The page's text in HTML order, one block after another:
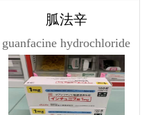
胍法辛
guanfacine hydrochloride